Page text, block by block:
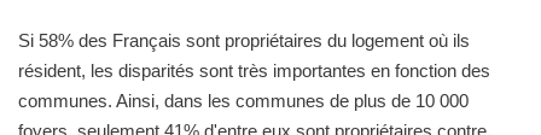
Si 58% des Français sont propriétaires du logement où ils
résident, les disparités sont très importantes en fonction des
communes. Ainsi, dans les communes de plus de 10 000
foyers, seulement 41% d'entre eux sont propriétaires contre,